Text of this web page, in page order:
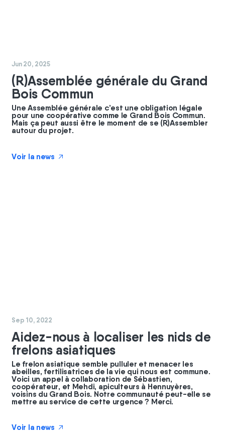
#GBC #commun
Jun 20, 2025
(R)Assemblée générale du Grand
Bois Commun
Une Assemblée générale c’est une obligation légale
pour une coopérative comme le Grand Bois Commun.
Mais ça peut aussi être le moment de se (R)Assembler
autour du projet.
Voir la news ↗
#coopérateurs
Sep 10, 2022
Aidez-nous à localiser les nids de
frelons asiatiques
Le frelon asiatique semble pulluler et menacer les
abeilles, fertilisatrices de la vie qui nous est commune.
Voici un appel à collaboration de Sébastien,
coopérateur, et Mehdi, apiculteurs à Hennuyères,
voisins du Grand Bois. Notre communauté peut-elle se
mettre au service de cette urgence ? Merci.
Voir la news ↗